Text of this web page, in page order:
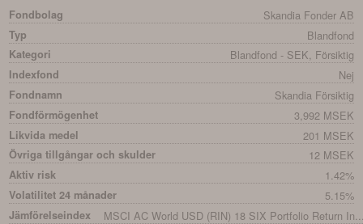
Fondbolag
Skandia Fonder AB
Typ Blandfond
Kategori Blandfond - SEK, Försiktig
Indexfond Nej
Fondnamn Skandia Försiktig
Fondförmögenhet 3,992 MSEK
Likvida medel 201 MSEK
Övriga tillgångar och skulder 12 MSEK
Aktiv risk 1.42%
Volatilitet 24 månader 5.15%
Jämförelseindex MSCI AC World USD (RIN) 18 SIX Portfolio Return